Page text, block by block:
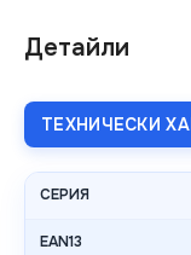
Детайли
ТЕХНИЧЕСКИ
СЕРИЯ
EAN13